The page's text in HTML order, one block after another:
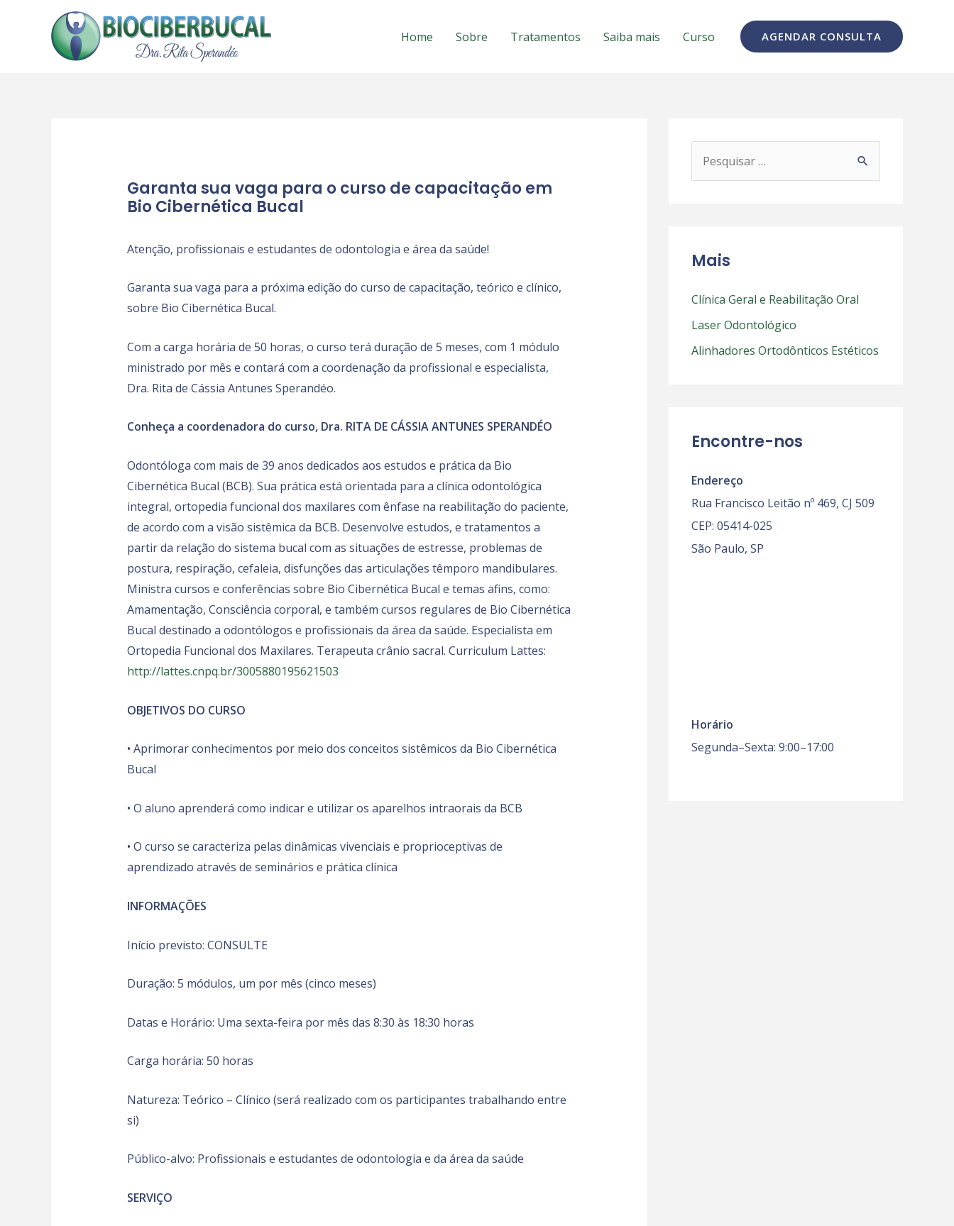
Home Sobre Tratamentos Saiba mais Curso AGENDAR CONSULTA
Garanta sua vaga para o curso de capacitação em
Bio Cibernética Bucal
Atenção, profissionais e estudantes de odontologia e área da saúde!
Garanta sua vaga para a próxima edição do curso de capacitação, teórico e clínico,
sobre Bio Cibernética Bucal.
Com a carga horária de 50 horas, o curso terá duração de 5 meses, com 1 módulo
ministrado por mês e contará com a coordenação da profissional e especialista,
Dra. Rita de Cássia Antunes Sperandéo.
Conheça a coordenadora do curso, Dra. RITA DE CÁSSIA ANTUNES SPERANDÉO
Odontóloga com mais de 39 anos dedicados aos estudos e prática da Bio
Cibernética Bucal (BCB). Sua prática está orientada para a clínica odontológica
integral, ortopedia funcional dos maxilares com ênfase na reabilitação do paciente,
de acordo com a visão sistêmica da BCB. Desenvolve estudos, e tratamentos a
partir da relação do sistema bucal com as situações de estresse, problemas de
postura, respiração, cefaleia, disfunções das articulações têmporo mandibulares.
Ministra cursos e conferências sobre Bio Cibernética Bucal e temas afins, como:
Amamentação, Consciência corporal, e também cursos regulares de Bio Cibernética
Bucal destinado a odontólogos e profissionais da área da saúde. Especialista em
Ortopedia Funcional dos Maxilares. Terapeuta crânio sacral. Curriculum Lattes:
http://lattes.cnpq.br/3005880195621503
OBJETIVOS DO CURSO
• Aprimorar conhecimentos por meio dos conceitos sistêmicos da Bio Cibernética
Bucal
• O aluno aprenderá como indicar e utilizar os aparelhos intraorais da BCB
• O curso se caracteriza pelas dinâmicas vivenciais e proprioceptivas de
aprendizado através de seminários e prática clínica
INFORMAÇÕES
Início previsto: CONSULTE
Duração: 5 módulos, um por mês (cinco meses)
Datas e Horário: Uma sexta-feira por mês das 8:30 às 18:30 horas
Carga horária: 50 horas
Natureza: Teórico – Clínico (será realizado com os participantes trabalhando entre
si)
Público-alvo: Profissionais e estudantes de odontologia e da área da saúde
SERVIÇO
i
r
p
Mais
Clínica Geral e Reabilitação Oral
Laser Odontológico
Alinhadores Ortodônticos Estéticos
Encontre-nos
Endereço
Rua Francisco Leitão nº 469, CJ 509
CEP: 05414-025
São Paulo, SP
Horário
Segunda–Sexta: 9:00–17:00